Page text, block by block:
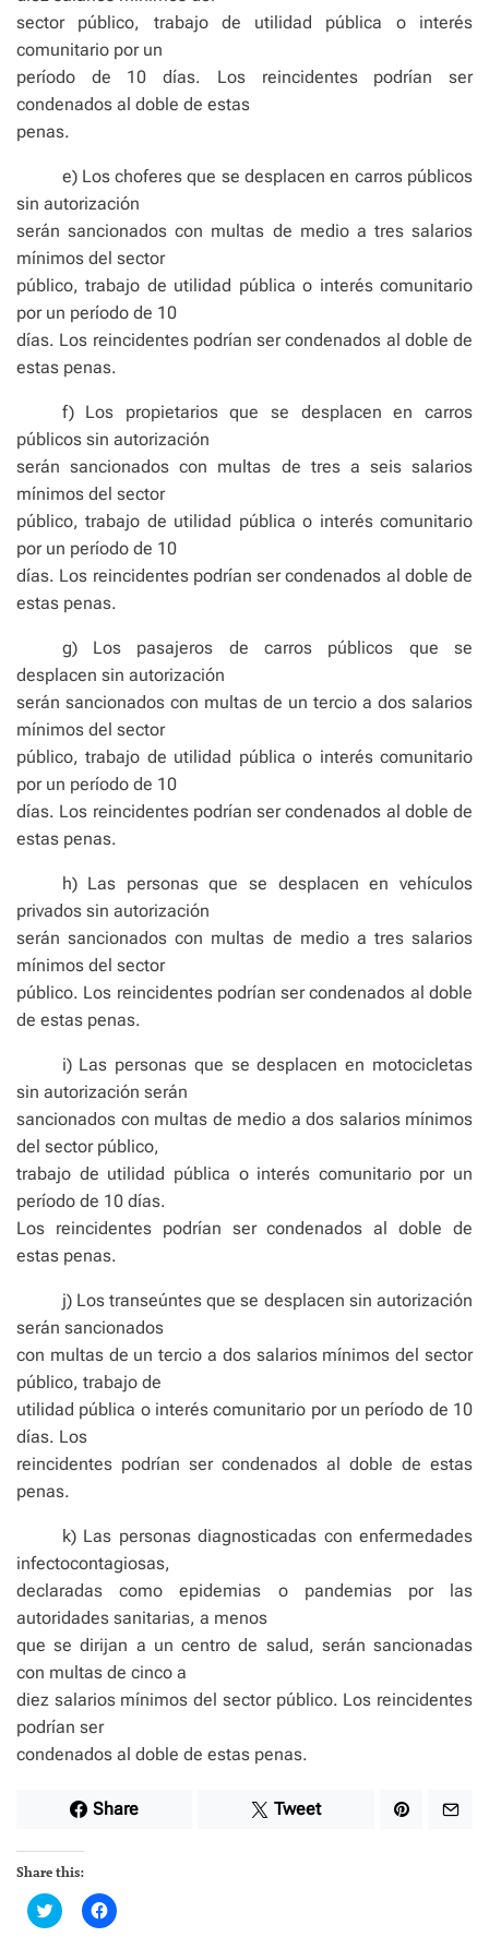
sector público, trabajo de utilidad pública o interés
comunitario por un
período de 10 días. Los reincidentes podrían ser
condenados al doble de estas
penas.
e) Los choferes que se desplacen en carros públicos
sin autorización
serán sancionados con multas de medio a tres salarios
mínimos del sector
público, trabajo de utilidad pública o interés comunitario
por un período de 10
días. Los reincidentes podrían ser condenados al doble de
estas penas.
f) Los propietarios que se desplacen en carros
públicos sin autorización
serán sancionados con multas de tres a seis salarios
mínimos del sector
público, trabajo de utilidad pública o interés comunitario
por un período de 10
días. Los reincidentes podrían ser condenados al doble de
estas penas.
g) Los pasajeros de carros públicos que se
desplacen sin autorización
serán sancionados con multas de un tercio a dos salarios
mínimos del sector
público, trabajo de utilidad pública o interés comunitario
por un período de 10
días. Los reincidentes podrían ser condenados al doble de
estas penas.
h) Las personas que se desplacen en vehículos
privados sin autorización
serán sancionados con multas de medio a tres salarios
mínimos del sector
público. Los reincidentes podrían ser condenados al doble
de estas penas.
i) Las personas que se desplacen en motocicletas
sin autorización serán
sancionados con multas de medio a dos salarios mínimos
del sector público,
trabajo de utilidad pública o interés comunitario por un
período de 10 días.
Los reincidentes podrían ser condenados al doble de
estas penas.
j) Los transeúntes que se desplacen sin autorización
serán sancionados
con multas de un tercio a dos salarios mínimos del sector
público, trabajo de
utilidad pública o interés comunitario por un período de 10
días. Los
reincidentes podrían ser condenados al doble de estas
penas.
k) Las personas diagnosticadas con enfermedades
infectocontagiosas,
declaradas como epidemias o pandemias por las
autoridades sanitarias, a menos
que se dirijan a un centro de salud, serán sancionadas
con multas de cinco a
diez salarios mínimos del sector público. Los reincidentes
podrían ser
condenados al doble de estas penas.
Share Tweet
Share this:
C
l
C
l